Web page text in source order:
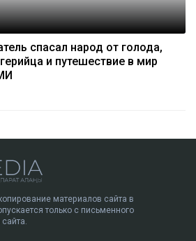
спасал народ от голода,
и путешествие в мир
материалов сайта в
только с письменного